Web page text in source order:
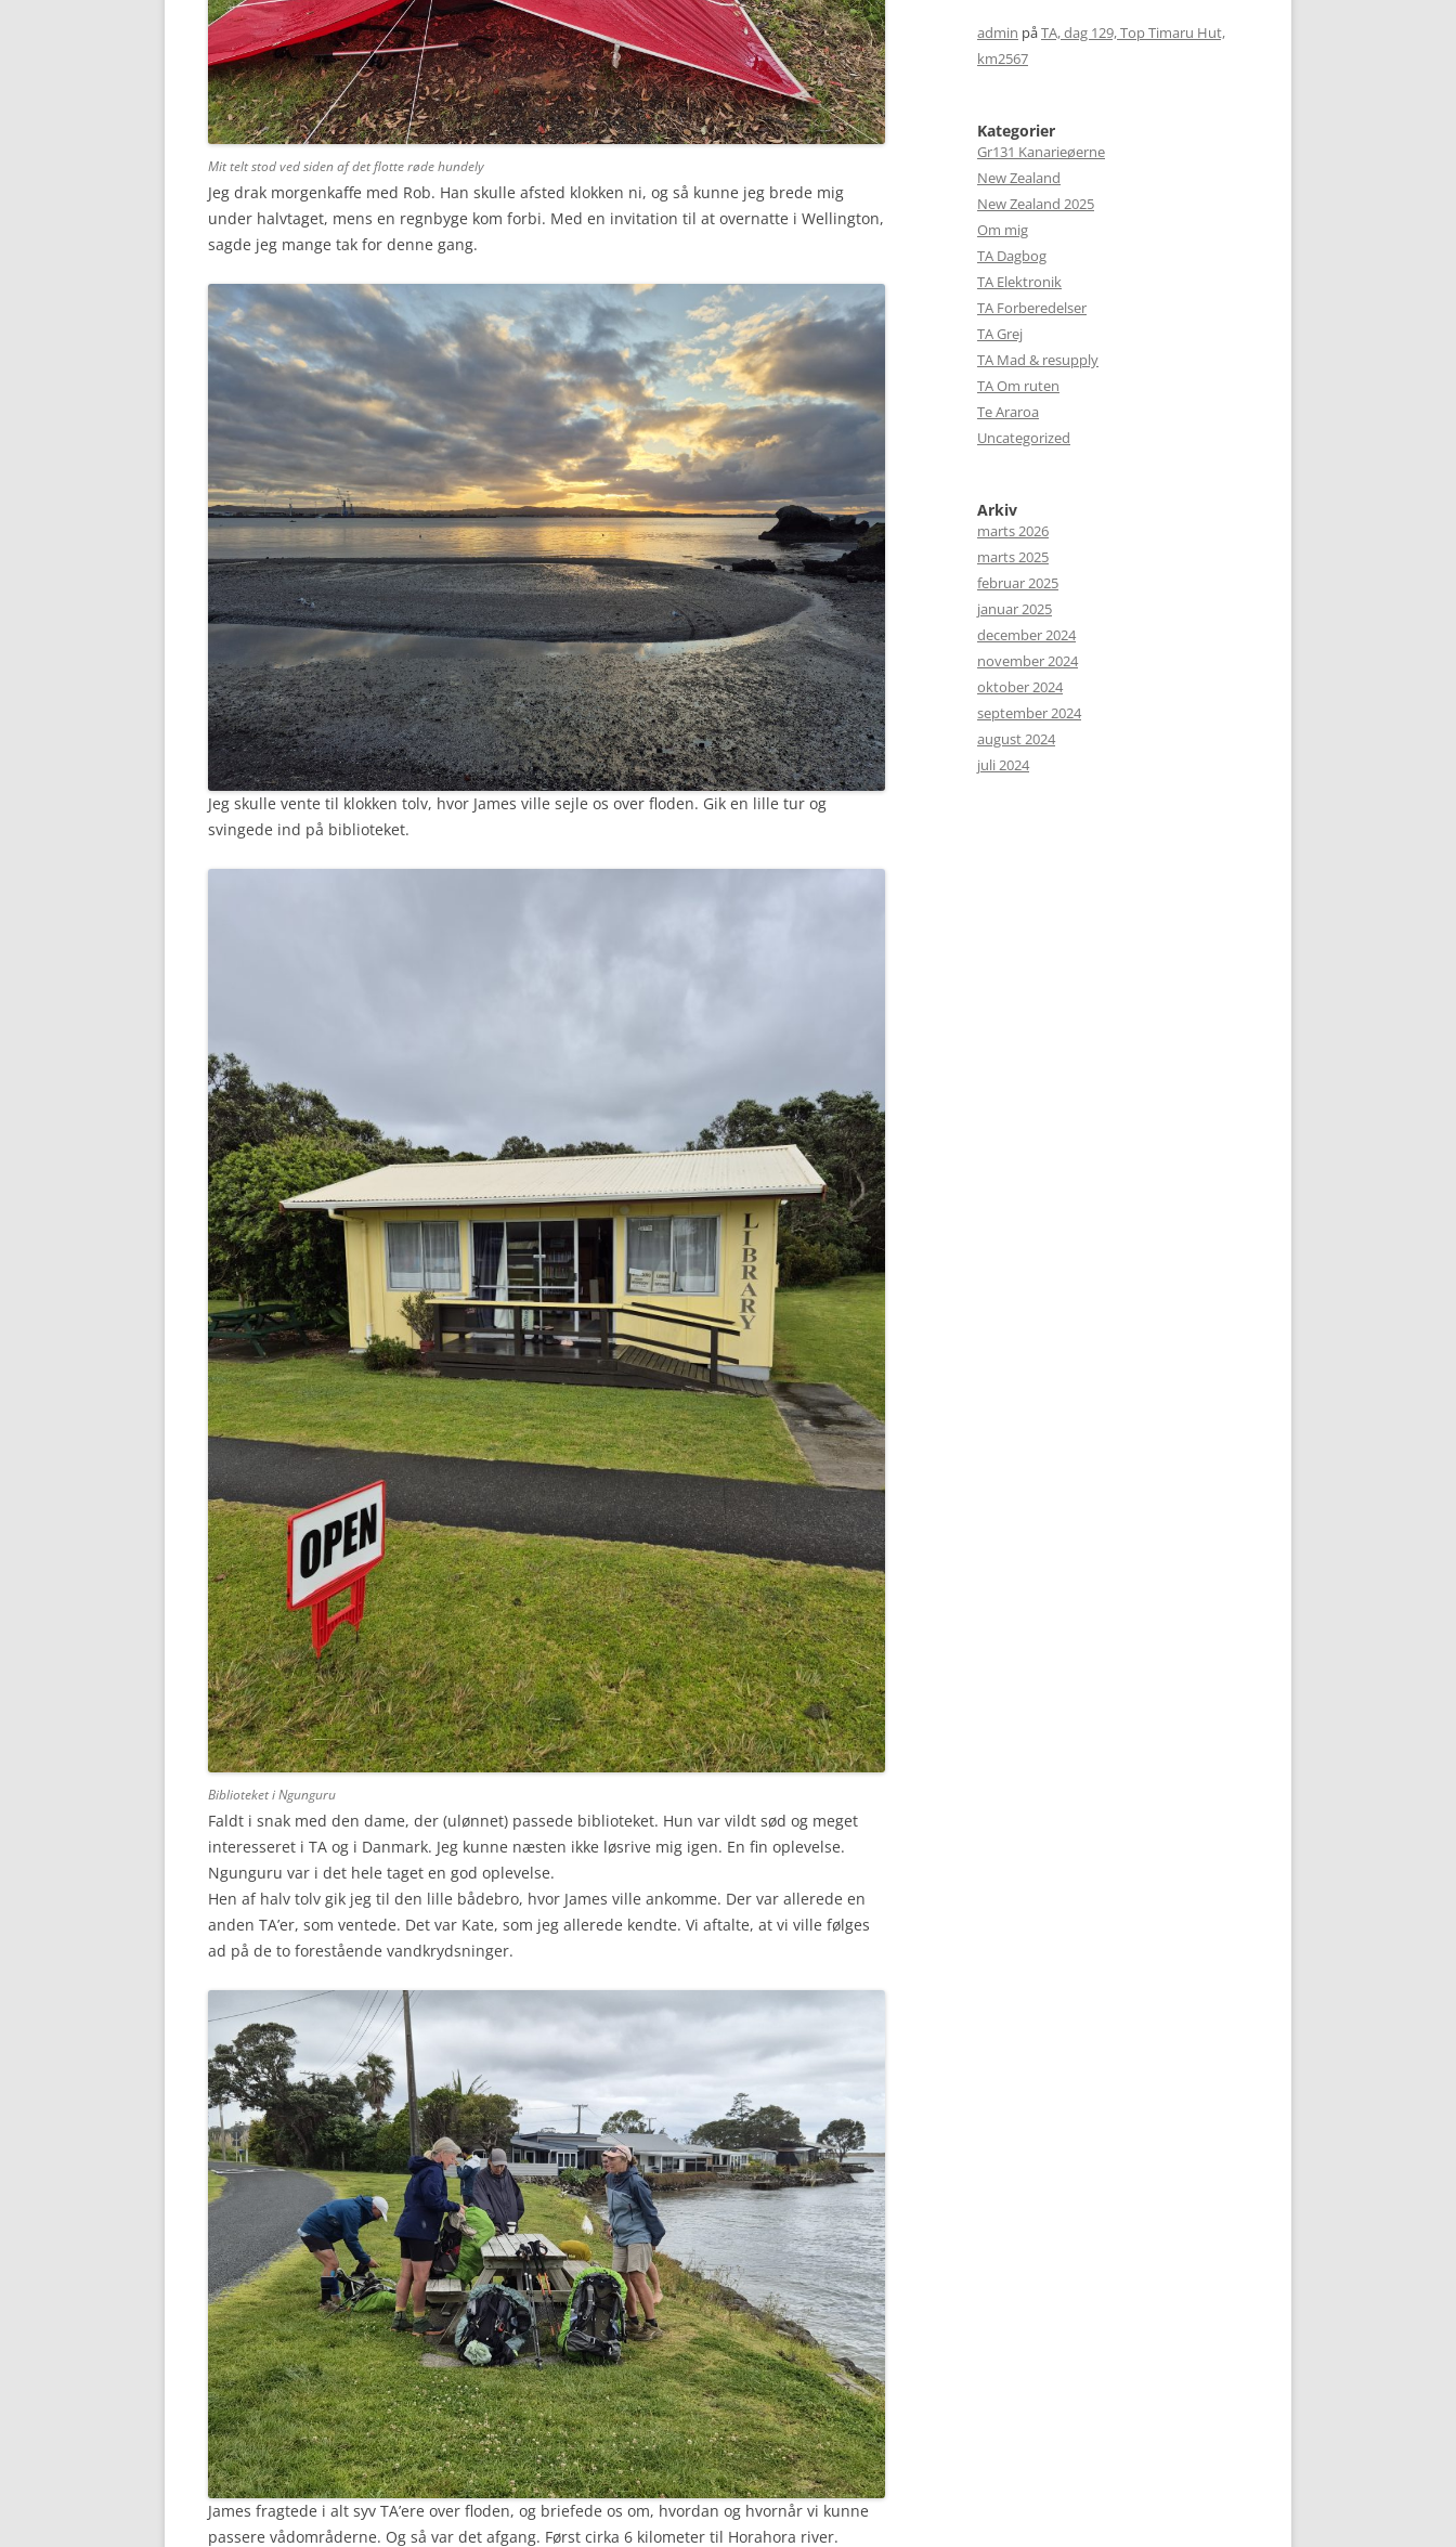
Mit telt stod ved siden af det flotte røde hundely
Jeg drak morgenkaffe med Rob. Han skulle afsted klokken ni, og så kunne jeg brede mig
under halvtaget, mens en regnbyge kom forbi. Med en invitation til at overnatte i Wellington,
sagde jeg mange tak for denne gang.
Jeg skulle vente til klokken tolv, hvor James ville sejle os over floden. Gik en lille tur og
svingede ind på biblioteket.
Biblioteket i Ngunguru
Faldt i snak med den dame, der (ulønnet) passede biblioteket. Hun var vildt sød og meget
interesseret i TA og i Danmark. Jeg kunne næsten ikke løsrive mig igen. En fin oplevelse.
Ngunguru var i det hele taget en god oplevelse.
Hen af halv tolv gik jeg til den lille bådebro, hvor James ville ankomme. Der var allerede en
anden TA’er, som ventede. Det var Kate, som jeg allerede kendte. Vi aftalte, at vi ville følges
ad på de to forestående vandkrydsninger.
James fragtede i alt syv TA’ere over floden, og briefede os om, hvordan og hvornår vi kunne
passere vådområderne. Og så var det afgang. Først cirka 6 kilometer til Horahora river.
admin påTA, dag 129, Top Timaru Hut,
km2567
Kategorier
Gr131 Kanarieøerne
New Zealand
New Zealand 2025
Om mig
TA Dagbog
TA Elektronik
TA Forberedelser
TA Grej
TA Mad & resupply
TA Om ruten
Te Araroa
Uncategorized
Arkiv
marts 2026
marts 2025
februar 2025
januar 2025
december 2024
november 2024
oktober 2024
september 2024
august 2024
juli 2024